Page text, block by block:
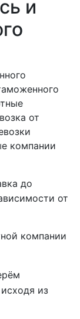
и
от
компании
до
от
компании
из